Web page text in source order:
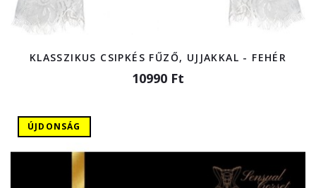
KLASSZIKUS CSIPKÉS FŰZŐ, UJJAKKAL - FEHÉR
10990 Ft
ÚJDONSÁG